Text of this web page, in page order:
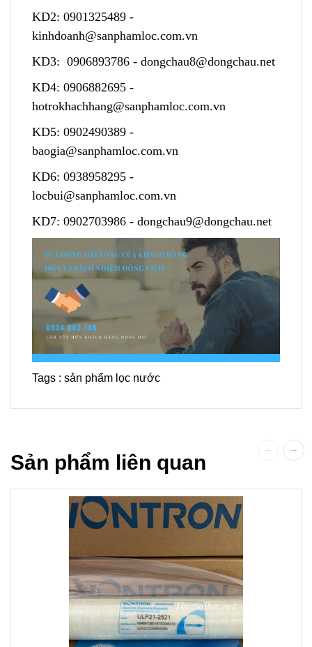
KD2: 0901325489 -
kinhdoanh@sanphamloc.com.vn
KD3: 0906893786 - dongchau8@dongchau.net
KD4: 0906882695 -
hotrokhachhang@sanphamloc.com.vn
KD5: 0902490389 -
baogia@sanphamloc.com.vn
KD6: 0938958295 -
locbui@sanphamloc.com.vn
KD7: 0902703986 - dongchau9@dongchau.net
Tags : sản phẩm lọc nước
Sản phẩm liên quan